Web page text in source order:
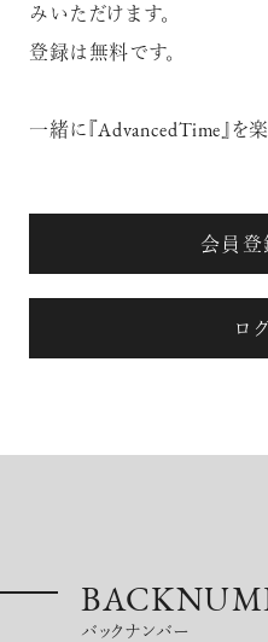
の巨匠
が17億
谷崎映画
みいただけます。
登録は無料です。
一緒に『AdvancedTime』を楽
会員登
ロ
バックナンバー